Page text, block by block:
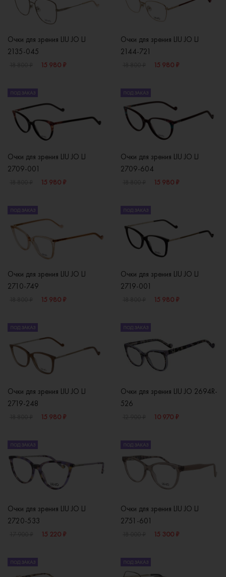
Очки для зрения LIU JO LJ
2135-045
15 980 ₽
Очки для зрения LIU JO LJ
2144-721
15 980 ₽
ПОД ЗАКАЗ
Очки для зрения LIU JO LJ
2709-001
15 980 ₽
ПОД ЗАКАЗ
Очки для зрения LIU JO LJ
2709-604
15 980 ₽
ПОД ЗАКАЗ
Очки для зрения LIU JO LJ
2710-749
15 980 ₽
ПОД ЗАКАЗ
Очки для зрения LIU JO LJ
2719-001
15 980 ₽
ПОД ЗАКАЗ
Очки для зрения LIU JO LJ
2719-248
15 980 ₽
ПОД ЗАКАЗ
Очки для зрения LIU JO 2694R-
526
10 970 ₽
ПОД ЗАКАЗ
Очки для зрения LIU JO LJ
2720-533
15 220 ₽
ПОД ЗАКАЗ
Очки для зрения LIU JO LJ
2751-601
15 300 ₽
ПОД ЗАКАЗ ПОД ЗАКАЗ